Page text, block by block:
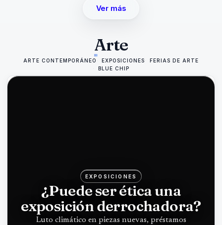
Ver más
Arte
ARTE CONTEMPORÁNEO EXPOSICIONES
FERIAS DE ARTE
BLUE CHIP
EXPOSICIONES
¿Puede ser ética una
exposición derrochadora?
Luto climático en piezas nuevas, préstamos